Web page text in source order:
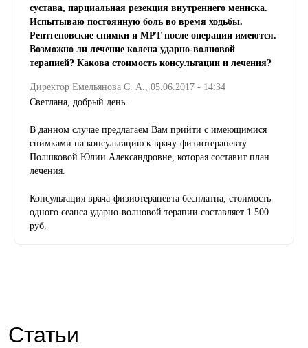
сустава, парциальная резекция внутреннего мениска.
Испытываю постоянную боль во время ходьбы.
Рентгеновские снимки и МРТ после операции имеются.
Возможно ли лечение колена ударно-волновой
терапией? Какова стоимость консультации и лечения?
Директор Емельянова С. А., 05.06.2017 - 14:34
Светлана, добрый день.
В данном случае предлагаем Вам прийти с имеющимися
снимками на консультацию к врачу-физиотерапевту
Полшковой Юлии Александровне, которая составит план
лечения.
Консультация врача-физиотерапевта бесплатна, стоимость
одного сеанса ударно-волновой терапии составляет 1 500
руб.
Статьи
О клинике
Контакты
Карта сайта
Запись по телефону
+7 (473) 263-20-20
Записаться на приём
Мы принимаем к оплате